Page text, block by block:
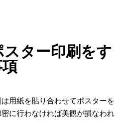
ター印刷をす
用紙を貼り合わせてポスターを
に行わなければ美観が損なわれ